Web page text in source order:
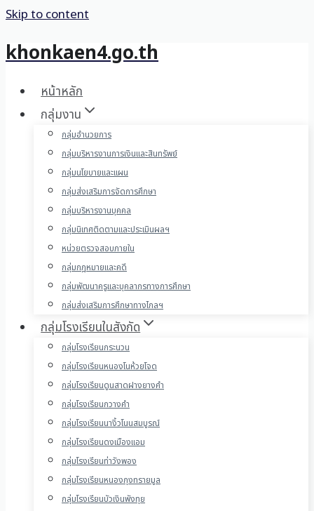
Skip to content
khonkaen4.go.th
หน้าหลัก
กลุ่มงาน
กลุ่มอำนวยการ
กลุ่มบริหารงานการเงินและสินทรัพย์
กลุ่มนโยบายและแผน
กลุ่มส่งเสริมการจัดการศึกษา
กลุ่มบริหารงานบุคคล
กลุ่มนิเทศติดตามและประเมินผลฯ
หน่วยตรวจสอบภายใน
กลุ่มกฎหมายและคดี
กลุ่มพัฒนาครูและบุคลากรทางการศึกษา
กลุ่มส่งเสริมการศึกษาทางไกลฯ
กลุ่มโรงเรียนในสังกัด
กลุ่มโรงเรียนกระนวน
กลุ่มโรงเรียนหนองโนห้วยโจด
กลุ่มโรงเรียนดูนสาดฝางยางคำ
กลุ่มโรงเรียนกวางคำ
กลุ่มโรงเรียนนางิ้วโนนสมบูรณ์
กลุ่มโรงเรียนดงเมืองแอม
กลุ่มโรงเรียนท่าวังพอง
กลุ่มโรงเรียนหนองกุงทรายมูล
กลุ่มโรงเรียนบัวเงินพังทุย